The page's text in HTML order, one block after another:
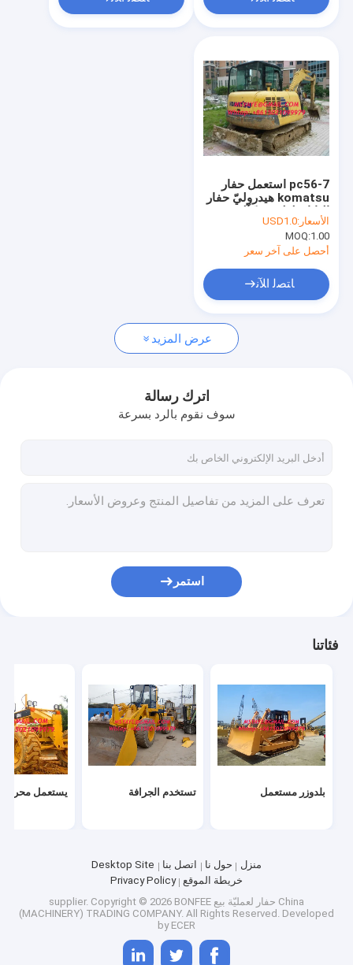
جرار مزرعة حاصد الحصاد
حجريّ يسحق معمل
{upper}cat غرافة محمل JCB
خشن أرض مرفاع
زحّاف مرفاع لعمليّة بيع
مستعملة حفار صغير
مستعملة تويوتا كواستر باص
pc56-7 استعمل حفار
komatsu هيدروليّ حفار
الأسعار:USD1.0
MOQ:1.00
أحصل على آخر سعر
ﺎﺘﺼﻟ ﺍﻶﻧ
عرض المزيد
اترك رسالة
سوف نقوم بالرد بسرعة
استمر
فئاتنا
بلدوزر مستعمل تستخدم الجرافة يستعمل محرك
منزل حول نا اتصل بنا
Desktop Site
خريطة الموقع
Privacy Policy
China حفار لعمليّة بيع supplier.
Copyright © 2026 BONFEE
(MACHINERY) TRADING COMPANY. All Rights Reserved. Developed
by ECER